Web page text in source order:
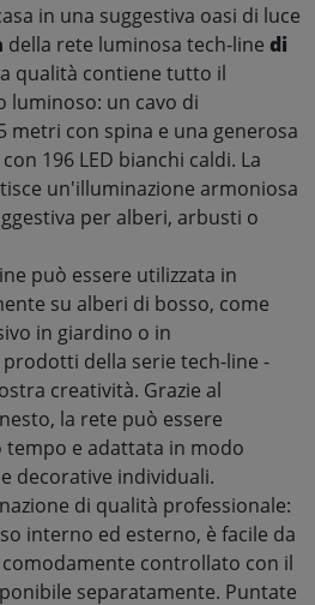
in una suggestiva oasi di luce
della rete luminosa tech-line di
qualità contiene tutto il
luminoso: un cavo di
metri con spina e una generosa
196 LED bianchi caldi. La
un'illuminazione armoniosa
per alberi, arbusti o
può essere utilizzata in
su alberi di bosso, come
in giardino o in
della serie tech-line -
creatività. Grazie al
la rete può essere
e adattata in modo
decorative individuali.
di qualità professionale:
interno ed esterno, è facile da
controllato con il
separatamente. Puntate